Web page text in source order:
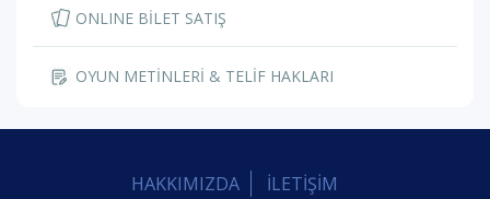
ONLINE BİLET SATIŞ
OYUN METİNLERİ & TELİF HAKLARI
HAKKIMIZDA İLETİŞİM